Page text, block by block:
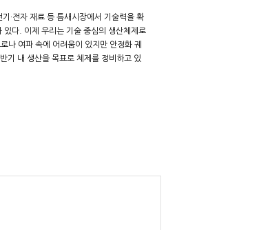
·전자 재료 등 틈새시장에서 기술력을 확
있다. 이제 우리는 기술 중심의 생산체제로
나 여파 속에 어려움이 있지만 안정화 궤
기 내 생산을 목표로 체제를 정비하고 있